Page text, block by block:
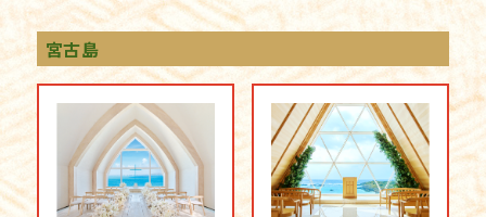
宮古島